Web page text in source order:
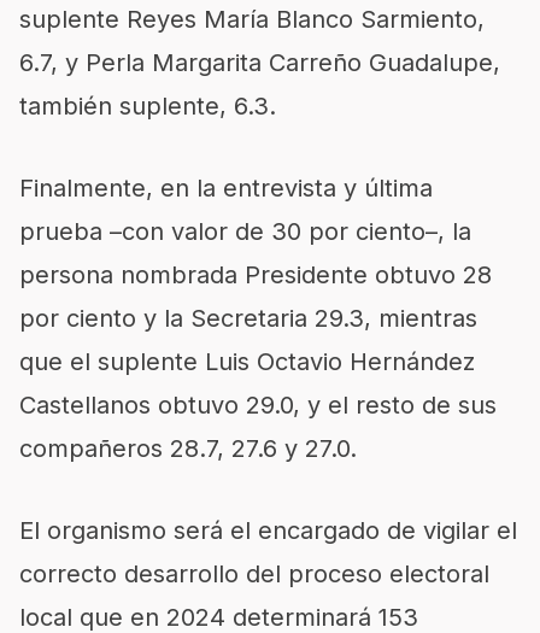
suplente Reyes María Blanco Sarmiento,
6.7, y Perla Margarita Carreño Guadalupe,
también suplente, 6.3.
Finalmente, en la entrevista y última
prueba –con valor de 30 por ciento–, la
persona nombrada Presidente obtuvo 28
por ciento y la Secretaria 29.3, mientras
que el suplente Luis Octavio Hernández
Castellanos obtuvo 29.0, y el resto de sus
compañeros 28.7, 27.6 y 27.0.
El organismo será el encargado de vigilar el
correcto desarrollo del proceso electoral
local que en 2024 determinará 153